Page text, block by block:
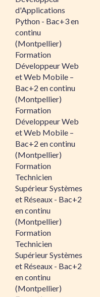
d'Applications
Python - Bac+3 en
continu
(Montpellier)
Formation
Développeur Web
et Web Mobile –
Bac+2 en continu
(Montpellier)
Formation
Développeur Web
et Web Mobile –
Bac+2 en continu
(Montpellier)
Formation
Technicien
Supérieur Systèmes
et Réseaux - Bac+2
en continu
(Montpellier)
Formation
Technicien
Supérieur Systèmes
et Réseaux - Bac+2
en continu
(Montpellier)